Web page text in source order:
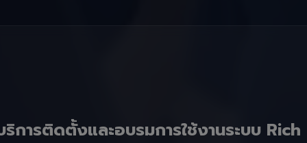
ริการติดตั้งและอบรมการใช้งานระบบ Rich